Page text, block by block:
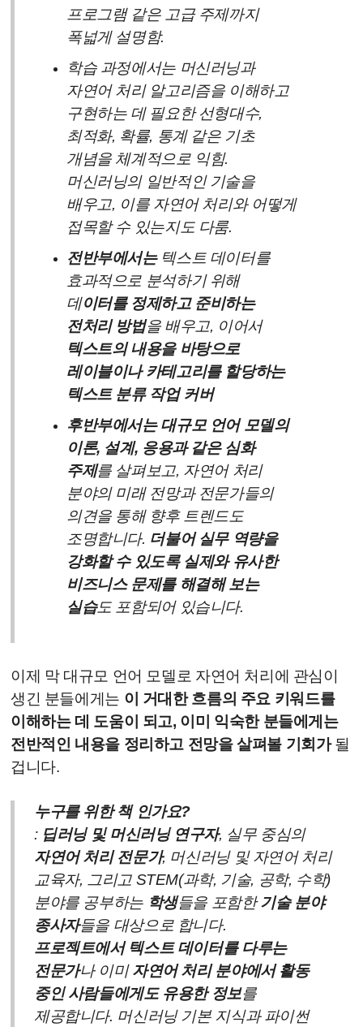
프로그램 같은 고급 주제까지
폭넓게 설명함.
학습 과정에서는 머신러닝과
자연어 처리 알고리즘을 이해하고
구현하는 데 필요한 선형대수,
최적화, 확률, 통계 같은 기초
개념을 체계적으로 익힘.
머신러닝의 일반적인 기술을
배우고, 이를 자연어 처리와 어떻게
접목할 수 있는지도 다룸.
전반부에서는텍스트 데이터를
효과적으로 분석하기 위해
데이터를 정제하고 준비하는
전처리 방법을 배우고, 이어서
텍스트의 내용을 바탕으로
레이블이나 카테고리를 할당하는
텍스트 분류 작업 커버
후반부에서는 대규모 언어 모델의
이론, 설계, 응용과 같은 심화
주제를 살펴보고, 자연어 처리
분야의 미래 전망과 전문가들의
의견을 통해 향후 트렌드도
조명합니다. 더불어 실무 역량을
강화할 수 있도록 실제와 유사한
비즈니스 문제를 해결해 보는
실습도 포함되어 있습니다.
이제 막 대규모 언어 모델로 자연어 처리에 관심이
생긴 분들에게는 이 거대한 흐름의 주요 키워드를
이해하는 데 도움이 되고, 이미 익숙한 분들에게는
전반적인 내용을 정리하고 전망을 살펴볼 기회가될
겁니다.
누구를 위한 책 인가요?
: 딥러닝 및 머신러닝 연구자, 실무 중심의
자연어 처리 전문가, 머신러닝 및 자연어 처리
교육자, 그리고 STEM(과학, 기술, 공학, 수학)
분야를 공부하는 학생들을 포함한기술 분야
종사자들을 대상으로 합니다.
프로젝트에서 텍스트 데이터를 다루는
전문가나 이미자연어 처리 분야에서 활동
중인 사람들에게도 유용한 정보를
제공합니다. 머신러닝 기본 지식과 파이썬